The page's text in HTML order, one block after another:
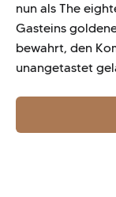
nun als The
Gasteins
bewahrt, den
unangetastet